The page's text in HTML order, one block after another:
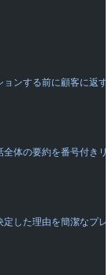
ンする前に顧客に返
全体の要約を番号付き
した理由を簡潔なプ